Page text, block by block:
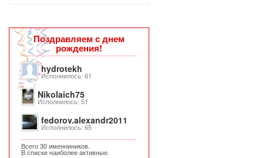
Поздравляем с днем
рождения!
hydrotekh
Исполнилось: 61
Nikolaich75
Исполнилось: 51
fedorov.alexandr2011
Исполнилось: 65
Всего 30 именниников.
В списке наиболее активные.